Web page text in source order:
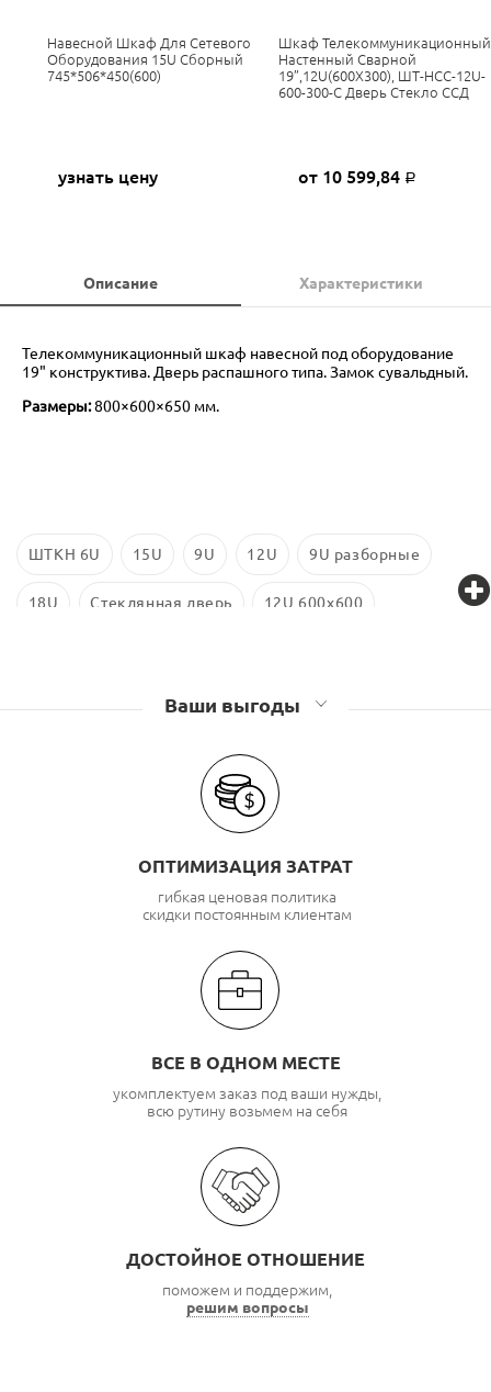
Навесной Шкаф Для Сетевого
Оборудования 15U Сборный
745*506*450(600)
узнать цену
Шкаф Телекоммуникационный
Настенный Сварной
19”,12U(600X300), ШТ-НСС-12U-
600-300-С Дверь Стекло ССД
от 10 599,84 Р
Описание Характеристики
Телекоммуникационный шкаф навесной под оборудование
19" конструктива. Дверь распашного типа. Замок сувальдный.
Размеры:800×600×650 мм.
ШТКН 6U 15U 9U 12U 9U разборные
18U Стеклянная дверь 12U 600x600
Ваши выгоды
ОПТИМИЗАЦИЯ ЗАТРАТ
гибкая ценовая политика
скидки постоянным клиентам
ВСЕ В ОДНОМ МЕСТЕ
укомплектуем заказ под ваши нужды,
всю рутину возьмем на себя
ДОСТОЙНОЕ ОТНОШЕНИЕ
поможем и поддержим,
решим вопросы